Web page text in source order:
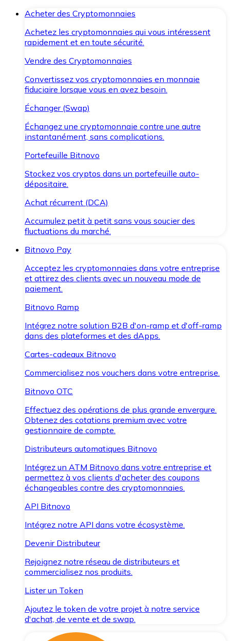
Acheter des Cryptomonnaies
Achetez les cryptomonnaies qui vous intéressent
rapidement et en toute sécurité.
Vendre des Cryptomonnaies
Convertissez vos cryptomonnaies en monnaie
fiduciaire lorsque vous en avez besoin.
Échanger (Swap)
Échangez une cryptomonnaie contre une autre
instantanément, sans complications.
Portefeuille Bitnovo
Stockez vos cryptos dans un portefeuille auto-
dépositaire.
Achat récurrent (DCA)
Accumulez petit à petit sans vous soucier des
fluctuations du marché.
Bitnovo Pay
Acceptez les cryptomonnaies dans votre entreprise
et attirez des clients avec un nouveau mode de
paiement.
Bitnovo Ramp
Intégrez notre solution B2B d'on-ramp et d'off-ramp
dans des plateformes et des dApps.
Cartes-cadeaux Bitnovo
Commercialisez nos vouchers dans votre entreprise.
Bitnovo OTC
Effectuez des opérations de plus grande envergure.
Obtenez des cotations premium avec votre
gestionnaire de compte.
Distributeurs automatiques Bitnovo
Intégrez un ATM Bitnovo dans votre entreprise et
permettez à vos clients d'acheter des coupons
échangeables contre des cryptomonnaies.
API Bitnovo
Intégrez notre API dans votre écosystème.
Devenir Distributeur
Rejoignez notre réseau de distributeurs et
commercialisez nos produits.
Lister un Token
Ajoutez le token de votre projet à notre service
d'achat, de vente et de swap.